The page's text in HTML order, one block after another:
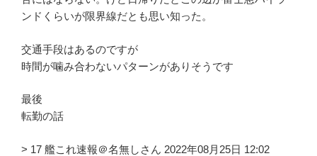
ンドくらいが限界線だとも思い知った。
交通手段はあるのですが
時間が噛み合わないパターンがありそうです
最後
転勤の話
> 17 艦これ速報＠名無しさん 2022年08月25日 12:02